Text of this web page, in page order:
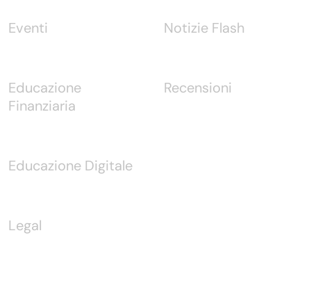
Eventi
Educazione
Finanziaria
Educazione Digitale
Legal
Notizie Flash
Recensioni